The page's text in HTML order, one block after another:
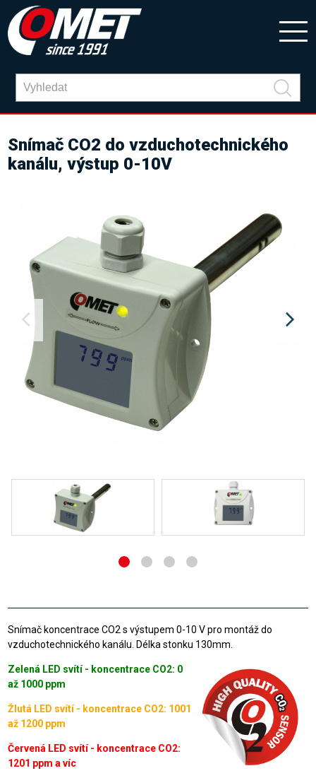
Snímač CO2 do vzduchotechnického
kanálu, výstup 0-10V
Snímač koncentrace CO2 s výstupem 0-10 V pro montáž do
vzduchotechnického kanálu. Délka stonku 130mm.
Zelená LED svítí - koncentrace CO2: 0
až 1000 ppm
Žlutá LED svítí - koncentrace CO2: 1001
až 1200 ppm
Červená LED svítí - koncentrace CO2:
1201 ppm a víc